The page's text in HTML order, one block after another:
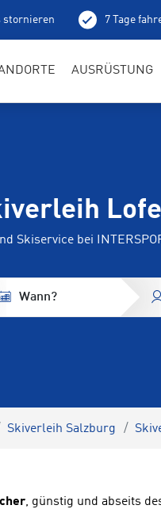
stornieren 7 Tage
AUSRÜSTUNG
Skiservice bei
Wann?
Skiverleih Salzburg
, günstig und abseits